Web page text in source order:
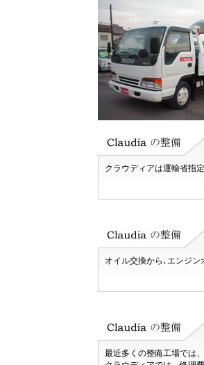
クラウディアは運輸省指
オイル交換から､エンジン
最近多くの整備工場では